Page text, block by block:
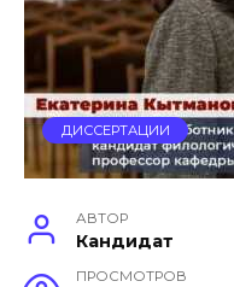
ДИССЕРТАЦИИ
АВТОР
Кандидат
ПРОСМОТРОВ